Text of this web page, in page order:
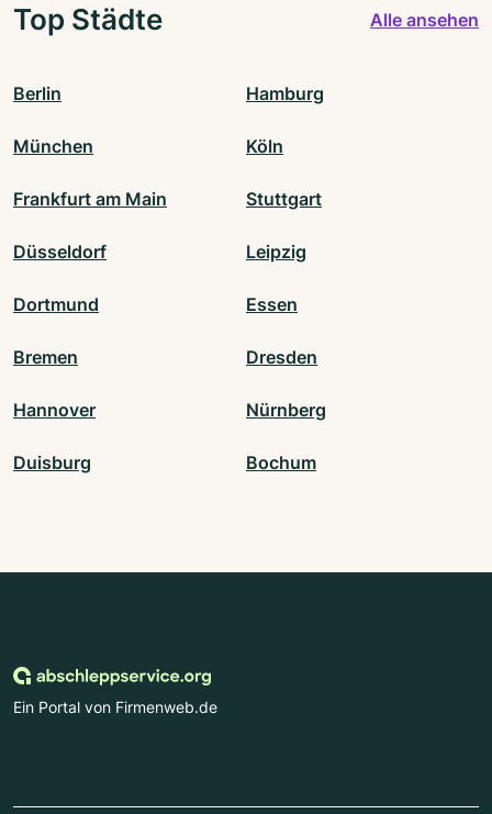
Top Städte Alle ansehen
Berlin Hamburg
München Köln
Frankfurt am Main Stuttgart
Düsseldorf Leipzig
Dortmund Essen
Bremen Dresden
Hannover Nürnberg
Duisburg Bochum
Ein Portal von Firmenweb.de